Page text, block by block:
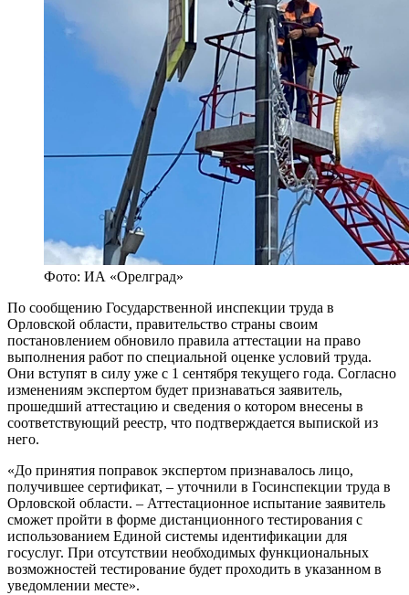
Фото: ИА «Орелград»
По сообщению Государственной инспекции труда в
Орловской области, правительство страны своим
постановлением обновило правила аттестации на право
выполнения работ по специальной оценке условий труда.
Они вступят в силу уже с 1 сентября текущего года. Согласно
изменениям экспертом будет признаваться заявитель,
прошедший аттестацию и сведения о котором внесены в
соответствующий реестр, что подтверждается выпиской из
него.
«До принятия поправок экспертом признавалось лицо,
получившее сертификат, – уточнили в Госинспекции труда в
Орловской области. – Аттестационное испытание заявитель
сможет пройти в форме дистанционного тестирования с
использованием Единой системы идентификации для
госуслуг. При отсутствии необходимых функциональных
возможностей тестирование будет проходить в указанном в
уведомлении месте».